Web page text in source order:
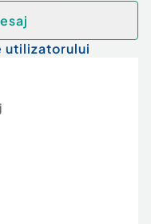
utilizatorului